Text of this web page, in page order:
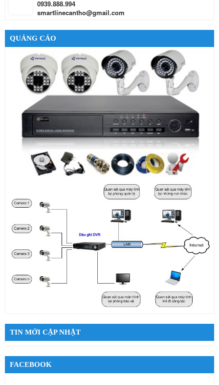
Tư Vấn 24/24
0911.30.39.38
Hỗ trợ kỹ thuật
0939.888.994
smartlinecantho@gmail.com
QUẢNG CÁO
TIN MỚI CẬP NHẬT